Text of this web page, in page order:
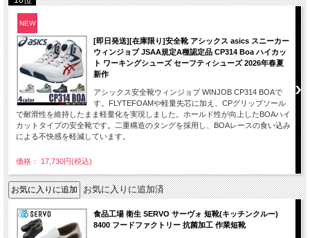
NEW
[即日発送][在庫限り]安全靴 アシックス asics スニーカー
ウィンジョブ JSAA規定A種認定品 CP314 Boa ハイカッ
ト ワーキングシューズ セーフティシューズ 2026年春夏
新作
アシックス安全靴ウィンジョブ WINJOB CP314 BOAで
す。FLYTEFOAMや軽量先芯に加え、CPグリップソール
で耐滑性を維持したまま軽量化を実現しました。ホールド性が向上したBOAハイ
カットタイプの安全靴です。二重構造のタングを採用し、BOAレースの食い込み
による不快感を軽減しています。
価格： 17,730円(税込)
お気に入りに追加済
食品工場 衛生 SERVO サーヴォ 短靴(キッチンクルー)
8400 フードファクトリー 抗菌加工 作業短靴